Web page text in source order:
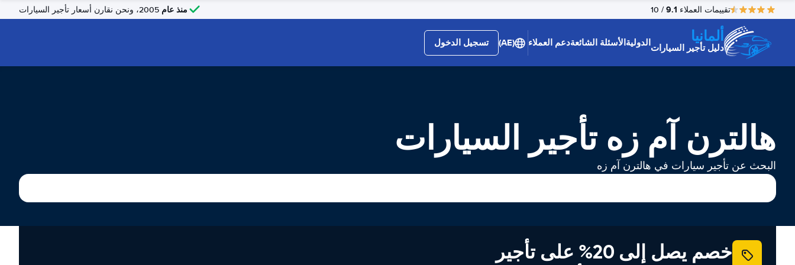
تقييمات العملاء 9.1
/ 10 منذ عام
ألمانيا
دليل تأجير السياراتالدوليةالأسئلة الشائعةدعم العملاء (AE) تسجيل الدخول
هالترن آم زه تأجير السيارات
البحث عن تأجير سيارات في هالترن آم زه
خصم يصل إلى 20% على تأجير